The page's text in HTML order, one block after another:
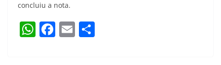
concluiu a nota.
W F E